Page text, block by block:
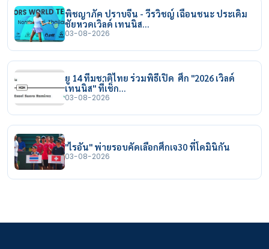
พิชญาภัค ปราบจีน - วีรวิชญ์ เฉือนชนะ ประเดิม
ชัยหวดเวิลด์ เทนนิส…
03-08-2026
ยู 14 ทีมชาติไทย ร่วมพิธีเปิด ศึก "2026 เวิลด์
เทนนิส" ที่เช็ก…
03-08-2026
"ไรอัน" พ่ายรอบคัดเลือกศึกเจ30 ที่โดมินิกัน
03-08-2026